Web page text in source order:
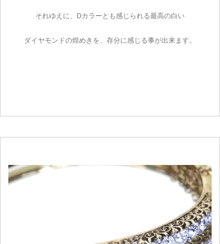
それゆえに、Dカラーとも感じられる最高の白い
ダイヤモンドの煌めきを、存分に感じる事が出来ます。